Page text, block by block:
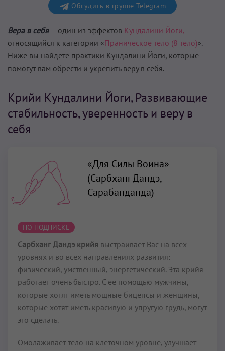
Обсудить в группе Telegram
Вера в себя – один из эффектов Кундалини Йоги,
относящийся к категории «Праническое тело (8 тело)».
Ниже вы найдете практики Кундалини Йоги, которые
помогут вам обрести и укрепить веру в себя.
Крийи Кундалини Йоги, Развивающие
стабильность, уверенность и веру в
себя
«Для Силы Воина»
(Сарбханг Дандэ,
Сарабанданда)
ПО ПОДПИСКЕ
Сарбханг Дандэ крийя выстраивает Вас на всех
уровнях и во всех направлениях развития:
физический, умственный, энергетический. Эта крийя
работает очень быстро. С ее помощью мужчины,
которые хотят иметь мощные бицепсы и женщины,
которые хотят иметь красивую и упругую грудь, могут
это сделать.
Омолаживает тело на клеточном уровне, улучшает